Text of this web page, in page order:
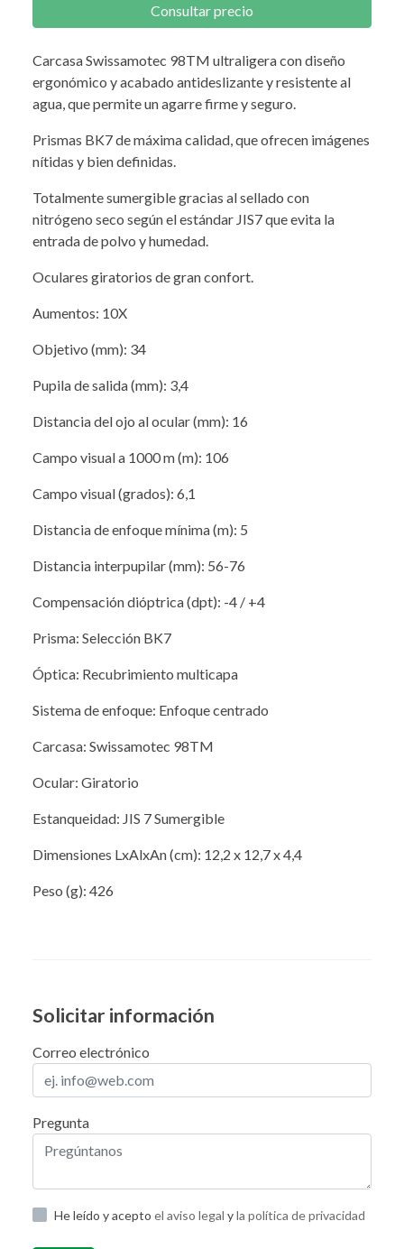
Consultar precio
Carcasa Swissamotec 98TM ultraligera con diseño
ergonómico y acabado antideslizante y resistente al
agua, que permite un agarre firme y seguro.
Prismas BK7 de máxima calidad, que ofrecen imágenes
nítidas y bien definidas.
Totalmente sumergible gracias al sellado con
nitrógeno seco según el estándar JIS7 que evita la
entrada de polvo y humedad.
Oculares giratorios de gran confort.
Aumentos: 10X
Objetivo (mm): 34
Pupila de salida (mm): 3,4
Distancia del ojo al ocular (mm): 16
Campo visual a 1000 m (m): 106
Campo visual (grados): 6,1
Distancia de enfoque mínima (m): 5
Distancia interpupilar (mm): 56-76
Compensación dióptrica (dpt): -4 / +4
Prisma: Selección BK7
Óptica: Recubrimiento multicapa
Sistema de enfoque: Enfoque centrado
Carcasa: Swissamotec 98TM
Ocular: Giratorio
Estanqueidad: JIS 7 Sumergible
Dimensiones LxAlxAn (cm): 12,2 x 12,7 x 4,4
Peso (g): 426
Solicitar información
Correo electrónico
Pregunta
He leído y acepto el aviso legal yla política de privacidad